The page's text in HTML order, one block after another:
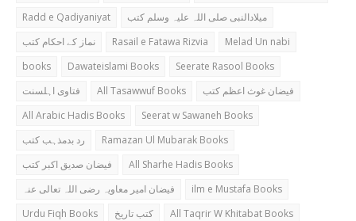
Radd e Qadiyaniyat
میلادالنبی صلی اللہ علیہ وسلم کتب
نماز کے احکام کتب
Rasail e Fatawa Rizvia
Melad Un nabi
books
Dawateislami Books
Seerate Rasool Books
فتاوی اہلسنت
All Tasawwuf Books
فیضان غوث اعظم کتب
All Arabic Hadis Books
Seerat w Sawaneh Books
رد بدمذہب کتب
Ramazan Ul Mubarak Books
فیضان صدیق اکبر کتب
All Sharhe Hadis Books
فیضان امیر معاویہ رضی اللہ تعالی عنہ
ilm e Mustafa Books
Urdu Fiqh Books
کتب تاریخ
All Taqrir W Khitabat Books